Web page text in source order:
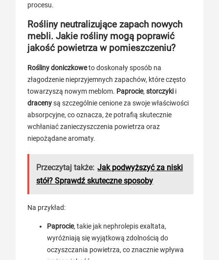
procesu.
Rośliny neutralizujące zapach nowych
mebli. Jakie rośliny mogą poprawić
jakość powietrza w pomieszczeniu?
Rośliny doniczkoweto doskonały sposób na
złagodzenie nieprzyjemnych zapachów, które często
towarzyszą nowym meblom. Paprocie, storczyki i
dracenysą szczególnie cenione za swoje właściwości
absorpcyjne, co oznacza, że potrafią skutecznie
wchłaniać zanieczyszczenia powietrza oraz
niepożądane aromaty.
Przeczytaj także: Jak podwyższyć za niski
stół? Sprawdź skuteczne sposoby
Na przykład:
Paprocie, takie jak nephrolepis exaltata,
wyróżniają się wyjątkową zdolnością do
oczyszczania powietrza, co znacznie wpływa